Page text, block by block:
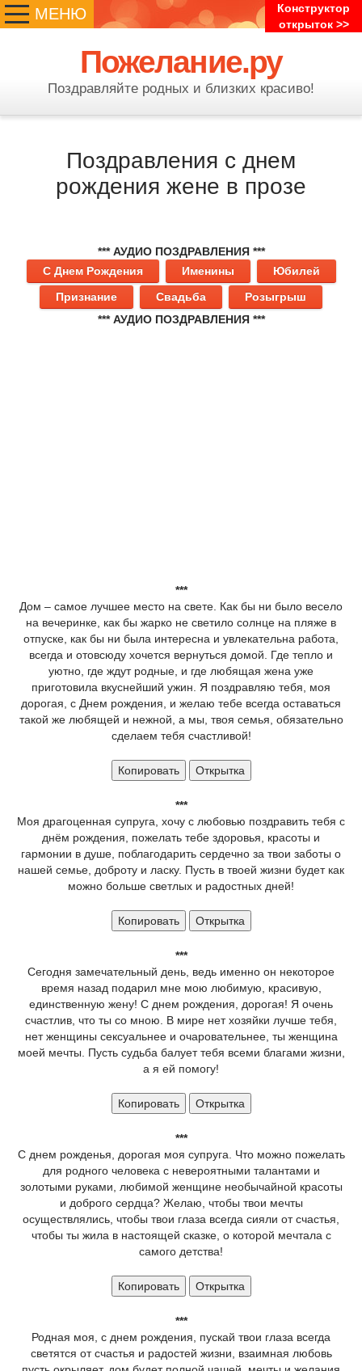
Конструктор
открыток >>
МЕНЮ
Пожелание.ру
Поздравляйте родных и близких красиво!
Поздравления с днем
рождения жене в прозе
*** АУДИО ПОЗДРАВЛЕНИЯ ***
С Днем Рождения
Именины
Юбилей
Признание
Свадьба
Розыгрыш
*** АУДИО ПОЗДРАВЛЕНИЯ ***
***
Дом – самое лучшее место на свете. Как бы ни было весело
на вечеринке, как бы жарко не светило солнце на пляже в
отпуске, как бы ни была интересна и увлекательна работа,
всегда и отовсюду хочется вернуться домой. Где тепло и
уютно, где ждут родные, и где любящая жена уже
приготовила вкуснейший ужин. Я поздравляю тебя, моя
дорогая, с Днем рождения, и желаю тебе всегда оставаться
такой же любящей и нежной, а мы, твоя семья, обязательно
сделаем тебя счастливой!
Копировать Открытка
***
Моя драгоценная супруга, хочу с любовью поздравить тебя с
днём рождения, пожелать тебе здоровья, красоты и
гармонии в душе, поблагодарить сердечно за твои заботы о
нашей семье, доброту и ласку. Пусть в твоей жизни будет как
можно больше светлых и радостных дней!
Копировать Открытка
***
Сегодня замечательный день, ведь именно он некоторое
время назад подарил мне мою любимую, красивую,
единственную жену! С днем рождения, дорогая! Я очень
счастлив, что ты со мною. В мире нет хозяйки лучше тебя,
нет женщины сексуальнее и очаровательнее, ты женщина
моей мечты. Пусть судьба балует тебя всеми благами жизни,
а я ей помогу!
Копировать Открытка
***
С днем рожденья, дорогая моя супруга. Что можно пожелать
для родного человека с невероятными талантами и
золотыми руками, любимой женщине необычайной красоты
и доброго сердца? Желаю, чтобы твои мечты
осуществлялись, чтобы твои глаза всегда сияли от счастья,
чтобы ты жила в настоящей сказке, о которой мечтала с
самого детства!
Копировать Открытка
***
Родная моя, с днем рождения, пускай твои глаза всегда
светятся от счастья и радостей жизни, взаимная любовь